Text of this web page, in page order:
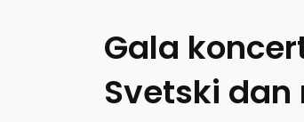
Gala
Svetski dan